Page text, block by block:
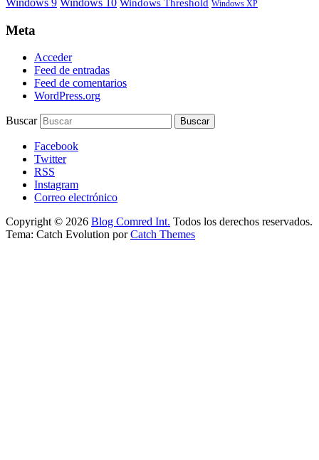
Windows 9 Windows 10 Windows Threshold Windows XP
Meta
Acceder
Feed de entradas
Feed de comentarios
WordPress.org
Buscar
Facebook
Twitter
RSS
Instagram
Correo electrónico
Copyright © 2026 Blog Comred Int. Todos los derechos reservados.
Tema: Catch Evolution porCatch Themes